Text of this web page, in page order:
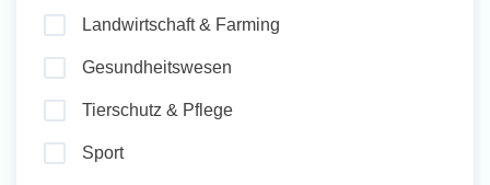
Landwirtschaft & Farming
Gesundheitswesen
Tierschutz & Pflege
Sport